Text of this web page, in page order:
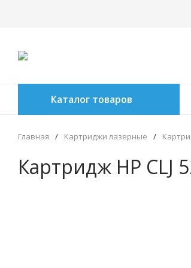
Каталог товаров
Главная / Картриджи лазерные /
Картридж HP CLJ